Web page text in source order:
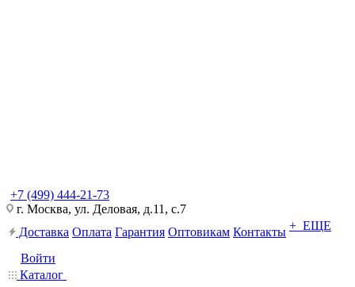
+7 (499) 444-21-73
г. Москва, ул. Деловая, д.11, с.7
Доставка Оплата Гарантия Оптовикам Контакты + ЕЩЕ
Войти
Каталог